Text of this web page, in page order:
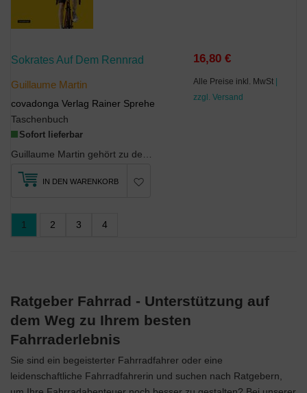
Sokrates Auf Dem Rennrad
Guillaume Martin
covadonga Verlag Rainer Sprehe
Taschenbuch
Sofort lieferbar
16,80 €
Alle Preise inkl. MwSt |
zzgl. Versand
IN DEN WARENKORB
1 2 3 4
Ratgeber Fahrrad - Unterstützung auf
dem Weg zu Ihrem besten
Fahrraderlebnis
Sie sind ein begeisterter Fahrradfahrer oder eine
leidenschaftliche Fahrradfahrerin und suchen nach Ratgebern,